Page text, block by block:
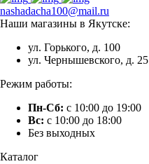
nashadacha100@mail.ru
Наши магазины в Якутске:
ул. Горького, д. 100
ул. Чернышевского, д. 25
Режим работы:
Пн-Сб: с 10:00 до 19:00
Вс: с 10:00 до 18:00
Без выходных
Каталог